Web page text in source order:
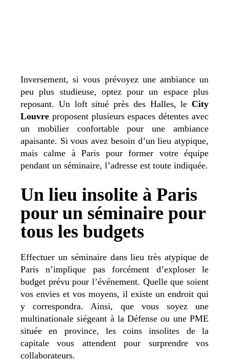
Inversement, si vous prévoyez une ambiance un
peu plus studieuse, optez pour un espace plus
reposant. Un loft situé près des Halles, le City
Louvre proposent plusieurs espaces détentes avec
un mobilier confortable pour une ambiance
apaisante. Si vous avez besoin d’un lieu atypique,
mais calme à Paris pour former votre équipe
pendant un séminaire, l’adresse est toute indiquée.
Un lieu insolite à Paris
pour un séminaire pour
tous les budgets
Effectuer un séminaire dans lieu très atypique de
Paris n’implique pas forcément d’exploser le
budget prévu pour l’événement. Quelle que soient
vos envies et vos moyens, il existe un endroit qui
y correspondra. Ainsi, que vous soyez une
multinationale siégeant à la Défense ou une PME
située en province, les coins insolites de la
capitale vous attendent pour surprendre vos
collaborateurs.